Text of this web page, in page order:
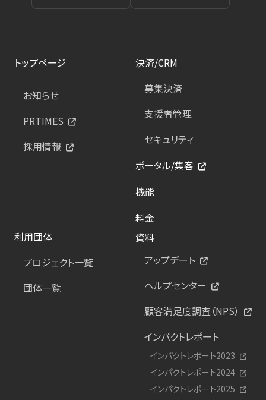
トップページ
お知らせ
PRTIMES
採用情報
決済/CRM
募集決済
支援者管理
セキュリティ
ポータル/集客
機能
料金
利用団体
プロジェクト一覧
団体一覧
資料
アップデート
ヘルプセンター
顧客満足度調査（NPS）
インパクトレポート
インパクトレポート2023
インパクトレポート2024
インパクトレポート2025